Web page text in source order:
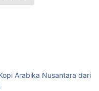
Arabika Nusantara dari